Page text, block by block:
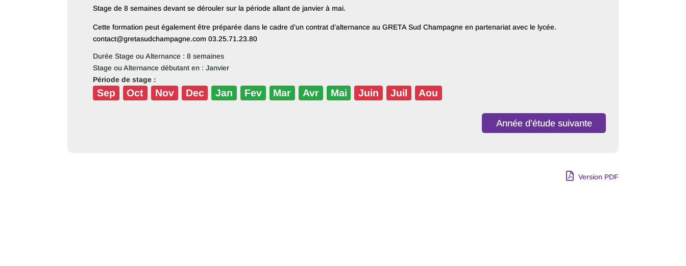
Stage de 8 semaines devant se dérouler sur la période allant de janvier à mai.
Cette formation peut également être préparée dans le cadre d’un contrat d’alternance au GRETA Sud Champagne en partenariat avec le lycée.
contact@gretasudchampagne.com 03.25.71.23.80
Durée Stage ou Alternance : 8 semaines
Stage ou Alternance débutant en : Janvier
Période de stage :
Sep Oct Nov Dec Jan Fev Mar Avr Mai Juin Juil Aou
Année d’étude suivante
Version PDF